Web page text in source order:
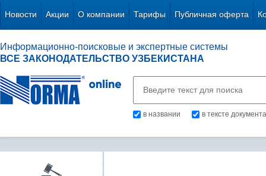
Новости Акции О компании Тарифы Публичная оферта
Информационно-поисковые и экспертные системы
ВСЕ ЗАКОНОДАТЕЛЬСТВО УЗБЕКИСТАНА
в названии в тексте документа